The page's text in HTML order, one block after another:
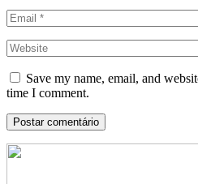
Save my name, email, and
time I comment.